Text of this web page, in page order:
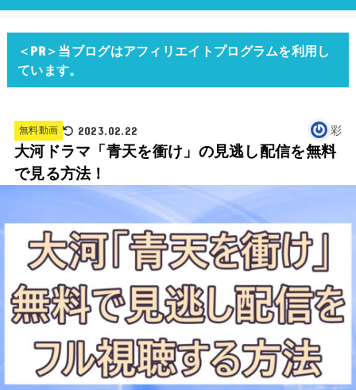
＜PR＞当ブログはアフィリエイトプログラムを利用し
ています。
無料動画 2023.02.22 彩
大河ドラマ「青天を衝け」の見逃し配信を無料
で見る方法！